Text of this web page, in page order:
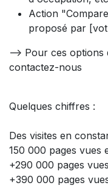
Action
proposé par
--> Pour ces options
contactez-nous
Quelques chiffres :
Des visites en
150 000 pages vues
+290 000 pages
+390 000 pages